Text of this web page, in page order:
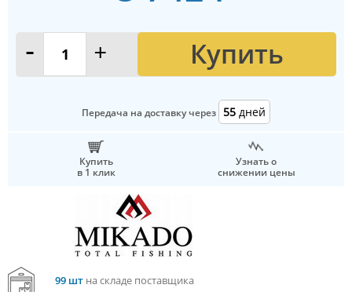
- + Купить
Передача на доставку через 55 дней
Купить
в 1 клик
Узнать о
снижении цены
99 штна складе поставщика